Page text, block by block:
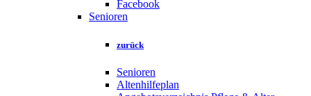
Facebook
Senioren
zurück
Senioren
Altenhilfeplan